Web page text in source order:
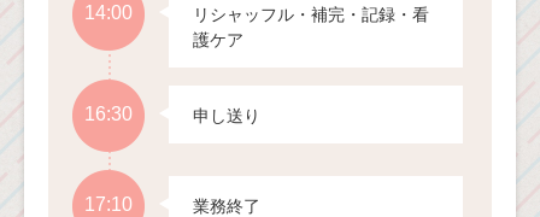
14:00
リシャッフル・補完・記録・看
護ケア
16:30 申し送り
17:10 業務終了